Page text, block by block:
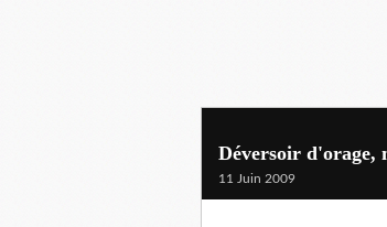
Déversoir d'orage,
11 Juin 2009